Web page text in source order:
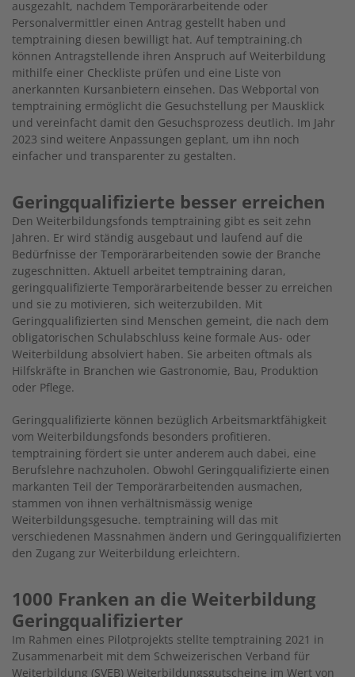
ausgezahlt, nachdem Temporärarbeitende oder
Personalvermittler einen Antrag gestellt haben und
temptraining diesen bewilligt hat. Auf temptraining.ch
können Antragstellende ihren Anspruch auf Weiterbildung
mithilfe einer Checkliste prüfen und eine Liste von
anerkannten Kursanbietern einsehen. Das Webportal von
temptraining ermöglicht die Gesuchstellung per Mausklick
und vereinfacht damit den Gesuchsprozess deutlich. Im Jahr
2023 sind weitere Anpassungen geplant, um ihn noch
einfacher und transparenter zu gestalten.
Geringqualifizierte besser erreichen
Den Weiterbildungsfonds temptraining gibt es seit zehn
Jahren. Er wird ständig ausgebaut und laufend auf die
Bedürfnisse der Temporärarbeitenden sowie der Branche
zugeschnitten. Aktuell arbeitet temptraining daran,
geringqualifizierte Temporärarbeitende besser zu erreichen
und sie zu motivieren, sich weiterzubilden. Mit
Geringqualifizierten sind Menschen gemeint, die nach dem
obligatorischen Schulabschluss keine formale Aus- oder
Weiterbildung absolviert haben. Sie arbeiten oftmals als
Hilfskräfte in Branchen wie Gastronomie, Bau, Produktion
oder Pflege.
Geringqualifizierte können bezüglich Arbeitsmarktfähigkeit
vom Weiterbildungsfonds besonders profitieren.
temptraining fördert sie unter anderem auch dabei, eine
Berufslehre nachzuholen. Obwohl Geringqualifizierte einen
markanten Teil der Temporärarbeitenden ausmachen,
stammen von ihnen verhältnismässig wenige
Weiterbildungsgesuche. temptraining will das mit
verschiedenen Massnahmen ändern und Geringqualifizierten
den Zugang zur Weiterbildung erleichtern.
1000 Franken an die Weiterbildung
Geringqualifizierter
Im Rahmen eines Pilotprojekts stellte temptraining 2021 in
Zusammenarbeit mit dem Schweizerischen Verband für
Weiterbildung (SVEB) Weiterbildungsgutscheine im Wert von